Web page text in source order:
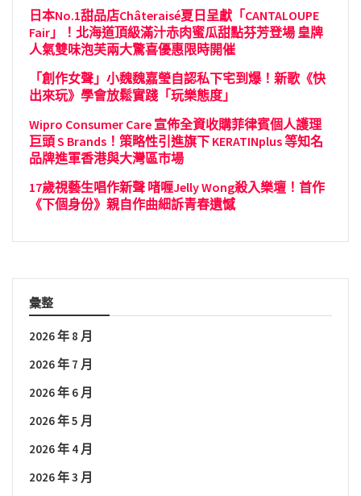
日本No.1甜品店Châteraisé夏日呈獻「CANTALOUPE
Fair」！北海道頂級滿汁赤肉蜜瓜甜點芬芳登場 皇牌
人氣雙味泡芙兩大驚喜優惠限時開催
「創作女聲」小魏魏嘉瑩自認私下宅到爆！新歌《快
出來玩》學會放鬆實踐「玩樂態度」
Wipro Consumer Care 宣佈全資收購菲律賓個人護理
巨頭 S Brands！策略性引進旗下 KERATINplus 等知名
品牌進軍香港與大灣區市場
17歲視藝生唱作新聲 啫喱Jelly Wong殺入樂壇！首作
《下個身份》親自作曲細訴青春遺憾
彙整
2026 年 8 月
2026 年 7 月
2026 年 6 月
2026 年 5 月
2026 年 4 月
2026 年 3 月